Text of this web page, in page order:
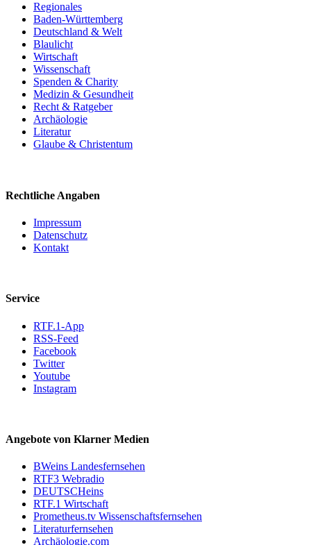
Regionales
Baden-Württemberg
Deutschland & Welt
Blaulicht
Wirtschaft
Wissenschaft
Spenden & Charity
Medizin & Gesundheit
Recht & Ratgeber
Archäologie
Literatur
Glaube & Christentum
Rechtliche Angaben
Impressum
Datenschutz
Kontakt
Service
RTF.1-App
RSS-Feed
Facebook
Twitter
Youtube
Instagram
Angebote von Klarner Medien
BWeins Landesfernsehen
RTF3 Webradio
DEUTSCHeins
RTF.1 Wirtschaft
Prometheus.tv Wissenschaftsfernsehen
Literaturfernsehen
Archäologie.com